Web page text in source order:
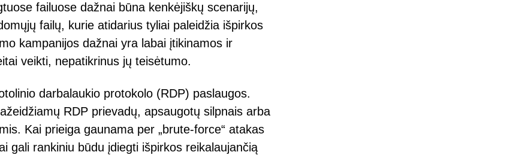
failuose dažnai būna kenkėjiškų scenarijų,
failų, kurie atidarius tyliai paleidžia išpirkos
kampanijos dažnai yra labai įtikinamos ir
veikti, nepatikrinus jų teisėtumo.
darbalaukio protokolo (RDP) paslaugos.
RDP prievadų, apsaugotų silpnais arba
Kai prieiga gaunama per „brute-force“ atakas
gali rankiniu būdu įdiegti išpirkos reikalaujančią